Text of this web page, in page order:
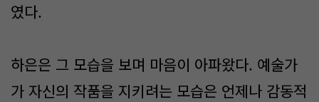
였다.
하은은 그 모습을 보며 마음이 아파왔다. 예술가
가 자신의 작품을 지키려는 모습은 언제나 감동적